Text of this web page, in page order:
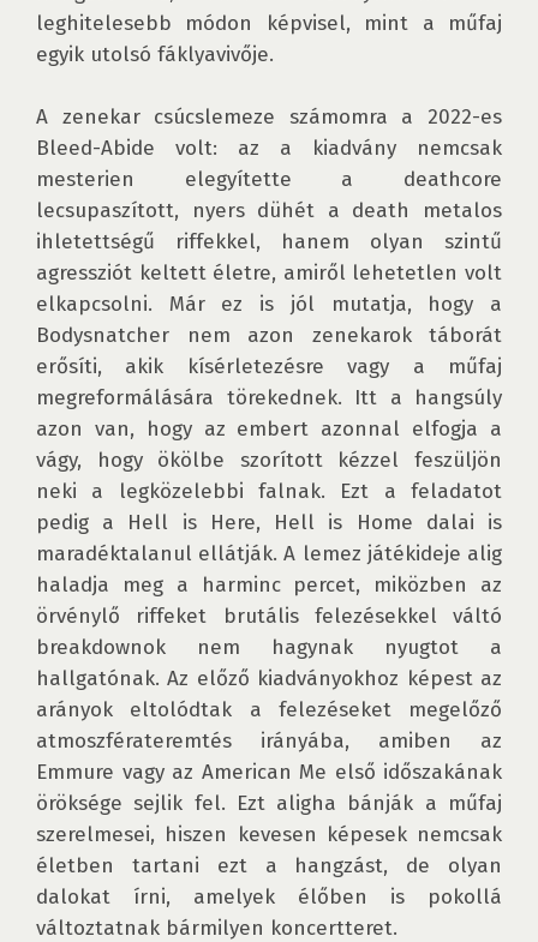
leghitelesebb módon képvisel, mint a műfaj
egyik utolsó fáklyavivője.
A zenekar csúcslemeze számomra a 2022-es
Bleed-Abide volt: az a kiadvány nemcsak
mesterien elegyítette a deathcore
lecsupaszított, nyers dühét a death metalos
ihletettségű riffekkel, hanem olyan szintű
agressziót keltett életre, amiről lehetetlen volt
elkapcsolni. Már ez is jól mutatja, hogy a
Bodysnatcher nem azon zenekarok táborát
erősíti, akik kísérletezésre vagy a műfaj
megreformálására törekednek. Itt a hangsúly
azon van, hogy az embert azonnal elfogja a
vágy, hogy ökölbe szorított kézzel feszüljön
neki a legközelebbi falnak. Ezt a feladatot
pedig a Hell is Here, Hell is Home dalai is
maradéktalanul ellátják. A lemez játékideje alig
haladja meg a harminc percet, miközben az
örvénylő riffeket brutális felezésekkel váltó
breakdownok nem hagynak nyugtot a
hallgatónak. Az előző kiadványokhoz képest az
arányok eltolódtak a felezéseket megelőző
atmoszférateremtés irányába, amiben az
Emmure vagy az American Me első időszakának
öröksége sejlik fel. Ezt aligha bánják a műfaj
szerelmesei, hiszen kevesen képesek nemcsak
életben tartani ezt a hangzást, de olyan
dalokat írni, amelyek élőben is pokollá
változtatnak bármilyen koncertteret.